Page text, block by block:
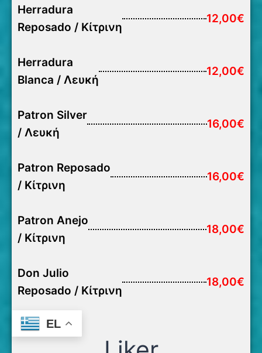
Herradura
Reposado / Κίτρινη
12,00€
Herradura
Blanca / Λευκή
12,00€
Patron Silver
/ Λευκή
16,00€
Patron Reposado
/ Κίτρινη
16,00€
Patron Anejo
/ Κίτρινη
18,00€
Don Julio
Reposado / Κίτρινη
18,00€
EL